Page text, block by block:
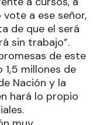
a ese señor,
de que el será
sin trabajo”.
de este
millones de
Nación y la
hará lo propio